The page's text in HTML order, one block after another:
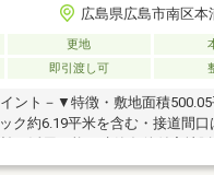
広島県広島市南区本
更地
即引渡し可
ント－▼特徴・敷地面積500.05
ク約6.19平米を含む・接道間口
に活用可能・建築条件付宅地販
き、南側にお庭やリビングを